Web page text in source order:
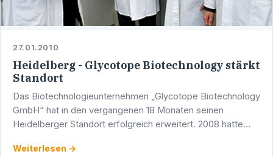
27.01.2010
Heidelberg - Glycotope Biotechnology stärkt
Standort
Das Biotechnologieunternehmen „Glycotope Biotechnology
GmbH“ hat in den vergangenen 18 Monaten seinen
Heidelberger Standort erfolgreich erweitert. 2008 hatte
Weiterlesen →